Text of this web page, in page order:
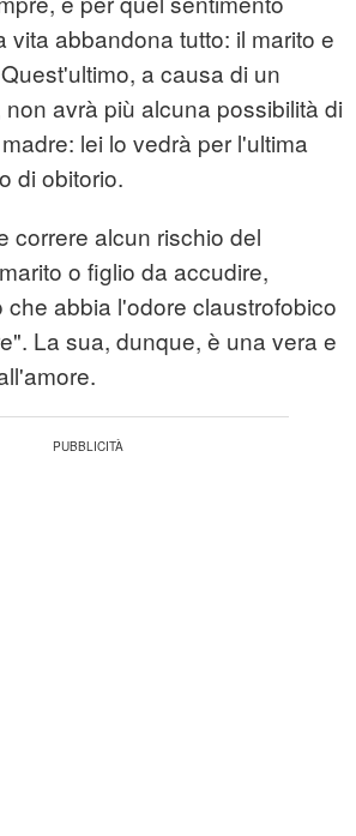
vita abbandona tutto: il marito e
a causa di un
avrà più alcuna possibilità di
lei lo vedrà per l'ultima
di obitorio.
correre alcun rischio del
o figlio da accudire,
abbia l'odore claustrofobico
La sua, dunque, è una vera e